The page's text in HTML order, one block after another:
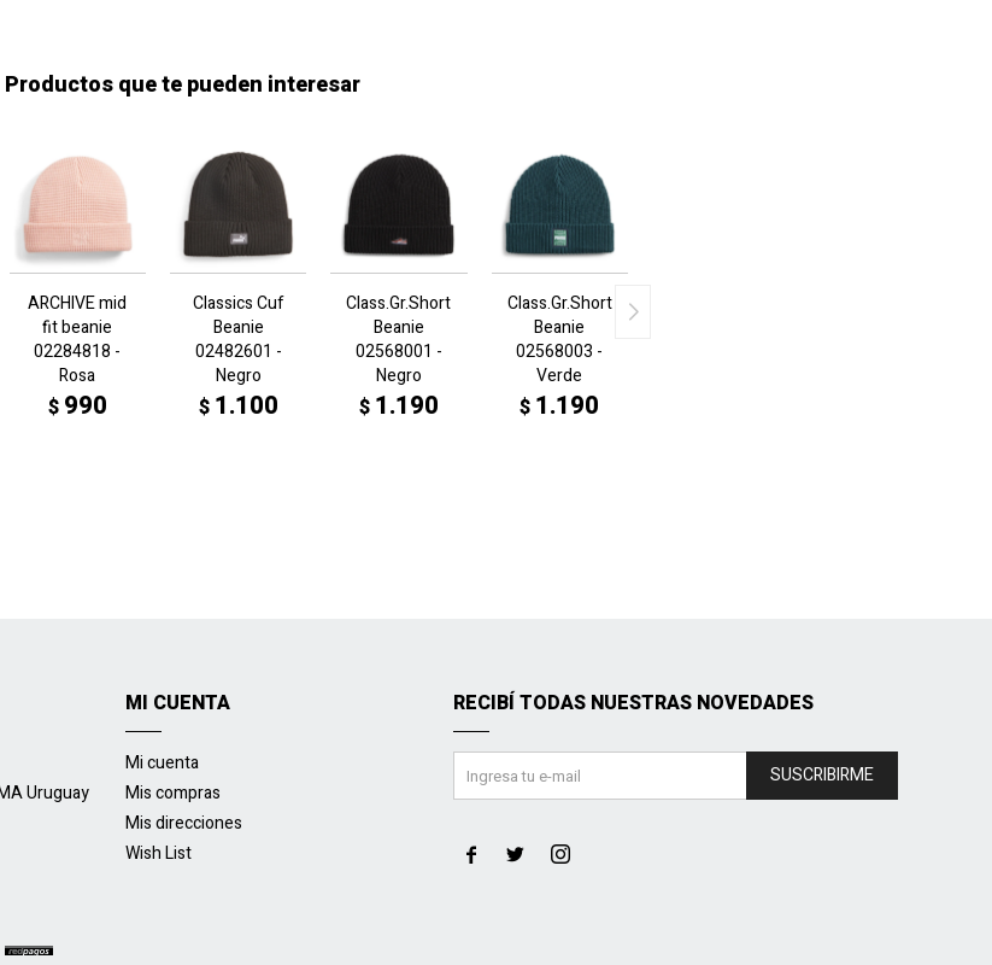
Productos que te pueden interesar
ARCHIVE mid
fit beanie
02284818 -
Rosa
$ 990
Classics Cuf
Beanie
02482601 -
Negro
$ 1.100
Class.Gr.Short
Beanie
02568001 -
Negro
$ 1.190
Class.Gr.Short
Beanie
02568003 -
Verde
$ 1.190
Uruguay
MI CUENTA
Mi cuenta
Mis compras
Mis direcciones
Wish List
RECIBÍ TODAS NUESTRAS NOVEDADES
SUSCRIBIRME
  